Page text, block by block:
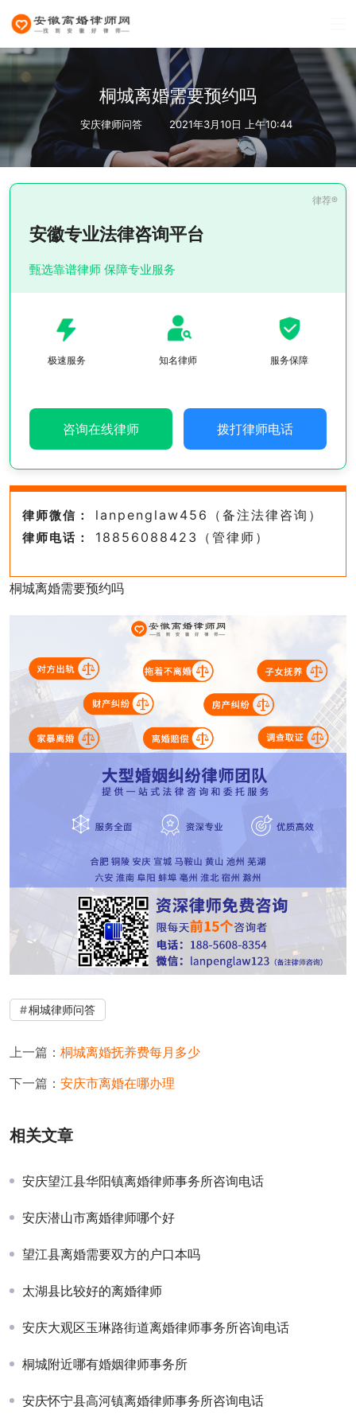
桐城离婚需要预约吗
安庆律师问答 2021年3月10日 上午10:44
安徽专业法律咨询平台
甄选靠谱律师 保障专业服务
极速服务 知名律师 服务保障
咨询在线律师 拨打律师电话
律师微信： lanpenglaw456（备注法律咨询）
律师电话： 18856088423（管律师）
桐城离婚需要预约吗
桐城律师问答
上一篇： 桐城离婚抚养费每月多少
下一篇： 安庆市离婚在哪办理
相关文章
安庆望江县华阳镇离婚律师事务所咨询电话
安庆潜山市离婚律师哪个好
望江县离婚需要双方的户口本吗
太湖县比较好的离婚律师
安庆大观区玉琳路街道离婚律师事务所咨询电话
桐城附近哪有婚姻律师事务所
安庆怀宁县高河镇离婚律师事务所咨询电话